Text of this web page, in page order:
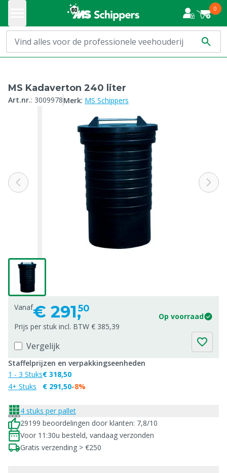
0
MS Kadaverton 240 liter
Art.nr.: 3009978Merk: MS Schippers
Vanaf€ 291,50
Op voorraad
Prijs per stuk incl. BTW € 385,39
Vergelijk
Staffelprijzen en verpakkingseenheden
1 - 3 Stuks
4+ Stuks
€ 318,50
€ 291,50-8%
4 stuks per pallet
29199 beoordelingen door klanten: 7,8/10
Voor 11:30u besteld, vandaag verzonden
Gratis verzending > €250